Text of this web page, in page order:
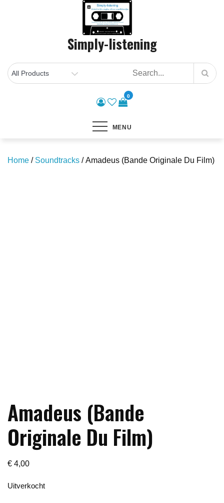
Simply-listening
0
MENU
Home / Soundtracks / Amadeus (Bande Originale Du Film)
Amadeus (Bande
Originale Du Film)
€ 4,00
Uitverkocht